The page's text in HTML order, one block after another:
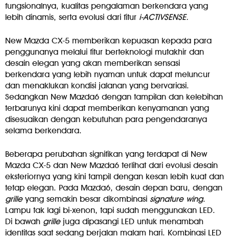
fungsionalnya, kualitas pengalaman berkendara yang
lebih dinamis, serta evolusi dari fitur i-ACTIVSENSE.
New Mazda CX-5 memberikan kepuasan kepada para
penggunanya melalui fitur berteknologi mutakhir dan
desain elegan yang akan memberikan sensasi
berkendara yang lebih nyaman untuk dapat meluncur
dan menaklukan kondisi jalanan yang bervariasi.
Sedangkan New Mazda6 dengan tampilan dan kelebihan
terbarunya kini dapat memberikan kenyamanan yang
disesuaikan dengan kebutuhan para pengendaranya
selama berkendara.
Beberapa perubahan signifikan yang terdapat di New
Mazda CX-5 dan New Mazda6 terlihat dari evolusi desain
eksteriornya yang kini tampil dengan kesan lebih kuat dan
tetap elegan. Pada Mazda6, desain depan baru, dengan
grilleyang semakin besar dikombinasi signature wing.
Lampu tak lagi bi-xenon, tapi sudah menggunakan LED.
Di bawah grillejuga dipasangi LED untuk menambah
identitas saat sedang berjalan malam hari. Kombinasi LED